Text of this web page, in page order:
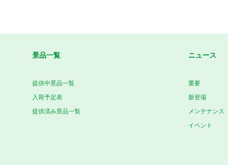
景品一覧
提供中景品一覧
入荷予定表
提供済み景品一覧
ニュース
重要
新登場
メンテナンス
イベント